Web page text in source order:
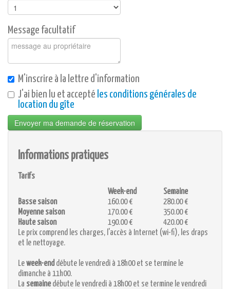
Message facultatif
M'inscrire à la lettre d'information
J'ai bien lu et accepté les conditions générales de
location du gîte
Envoyer ma demande de réservation
Informations pratiques
Tarifs
Week-end
Semaine
Basse saison
160.00 €
280.00 €
Moyenne saison
170.00 €
350.00 €
Haute saison
190.00 €
420.00 €
Le prix comprend les charges, l'accès à Internet (wi-fi), les draps
et le nettoyage.
Leweek-end débute le vendredi à 18h00 et se termine le
dimanche à 11h00.
La semainedébute le vendredi à 18h00 et se termine le vendredi